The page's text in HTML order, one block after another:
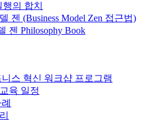
의 합치
젠 (Business Model Zen 접근법)
젠 Philosophy Book
스 혁신 워크샵 프로그램
육 일정